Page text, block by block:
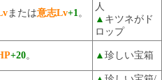
または意志Lv+1 。
人
▲ キツネがド
ロップ
+20。 ▲ 珍しい宝箱